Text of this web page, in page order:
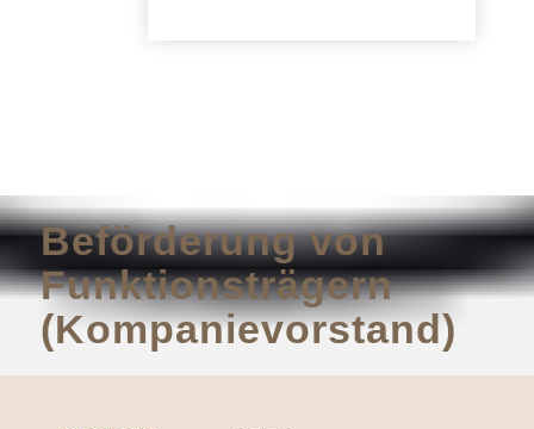
Beförderung von
Funktionsträgern
(Kompanievorstand)